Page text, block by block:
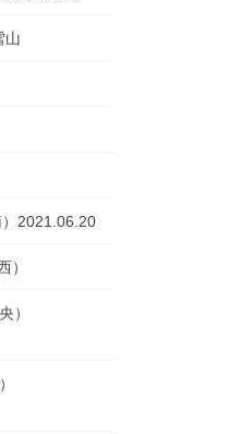
2021.06.20
）
）
）